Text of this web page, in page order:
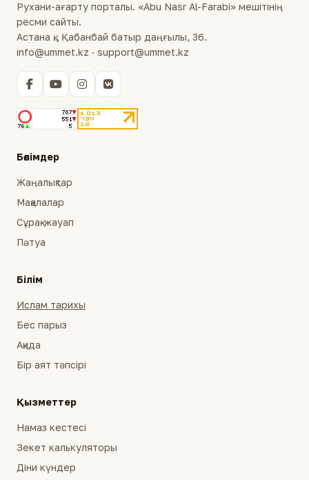
Рухани-ағарту порталы. «Abu Nasr Al-Farabi» мешітінің
ресми сайты.
Астана қ., Қабанбай батыр даңғылы, 36.
info@ummet.kz · support@ummet.kz
Бөлімдер
Жаңалықтар
Мақалалар
Сұрақ-жауап
Пәтуа
Білім
Ислам тарихы
Бес парыз
Ақида
Бір аят тәпсірі
Қызметтер
Намаз кестесі
Зекет калькуляторы
Діни күндер